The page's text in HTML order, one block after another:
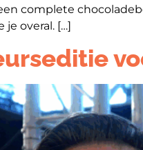
complete
je overal. […]